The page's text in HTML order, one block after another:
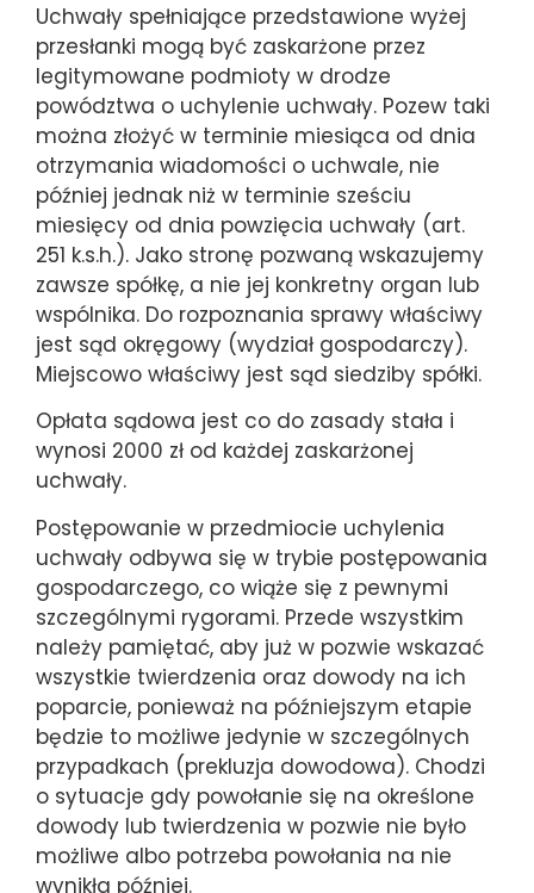
Uchwały spełniające przedstawione wyżej
przesłanki mogą być zaskarżone przez
legitymowane podmioty w drodze
powództwa o uchylenie uchwały. Pozew taki
można złożyć w terminie miesiąca od dnia
otrzymania wiadomości o uchwale, nie
później jednak niż w terminie sześciu
miesięcy od dnia powzięcia uchwały (art.
251 k.s.h.). Jako stronę pozwaną wskazujemy
zawsze spółkę, a nie jej konkretny organ lub
wspólnika. Do rozpoznania sprawy właściwy
jest sąd okręgowy (wydział gospodarczy).
Miejscowo właściwy jest sąd siedziby spółki.
Opłata sądowa jest co do zasady stała i
wynosi 2000 zł od każdej zaskarżonej
uchwały.
Postępowanie w przedmiocie uchylenia
uchwały odbywa się w trybie postępowania
gospodarczego, co wiąże się z pewnymi
szczególnymi rygorami. Przede wszystkim
należy pamiętać, aby już w pozwie wskazać
wszystkie twierdzenia oraz dowody na ich
poparcie, ponieważ na późniejszym etapie
będzie to możliwe jedynie w szczególnych
przypadkach (prekluzja dowodowa). Chodzi
o sytuacje gdy powołanie się na określone
dowody lub twierdzenia w pozwie nie było
możliwe albo potrzeba powołania na nie
wynikła później.